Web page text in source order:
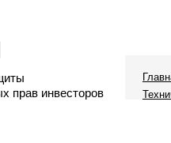
прав инвесторов